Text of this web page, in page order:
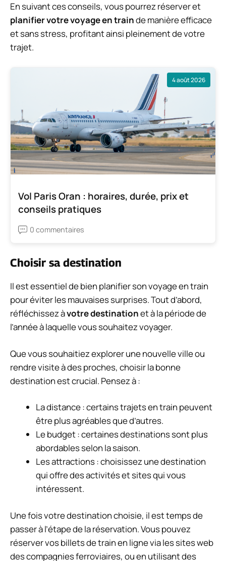
En suivant ces conseils, vous pourrez réserver et
planifier votre voyage en trainde manière efficace
et sans stress, profitant ainsi pleinement de votre
trajet.
4 août 2026
Vol Paris Oran : horaires, durée, prix et
conseils pratiques
0 commentaires
Choisir sa destination
Il est essentiel de bien planifier son voyage en train
pour éviter les mauvaises surprises. Tout d’abord,
réfléchissez àvotre destinationet à la période de
l’année à laquelle vous souhaitez voyager.
Que vous souhaitiez explorer une nouvelle ville ou
rendre visite à des proches, choisir la bonne
destination est crucial. Pensez à :
La distance : certains trajets en train peuvent
être plus agréables que d’autres.
Le budget : certaines destinations sont plus
abordables selon la saison.
Les attractions : choisissez une destination
qui offre des activités et sites qui vous
intéressent.
Une fois votre destination choisie, il est temps de
passer à l’étape de la réservation. Vous pouvez
réserver vos billets de train en ligne via les sites web
des compagnies ferroviaires, ou en utilisant des